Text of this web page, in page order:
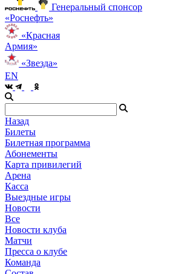
Генеральный спонсор
«Роснефть»
«Красная
Армия»
«Звезда»
EN
Назад
Билеты
Билетная программа
Абонементы
Карта привилегий
Арена
Касса
Выездные игры
Новости
Все
Новости клуба
Матчи
Пресса о клубе
Команда